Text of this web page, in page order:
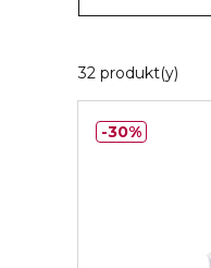
32 produkt(y)
30%